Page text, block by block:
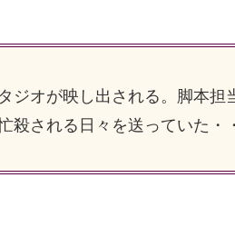
ジオが映し出される。脚本担
殺される日々を送っていた・